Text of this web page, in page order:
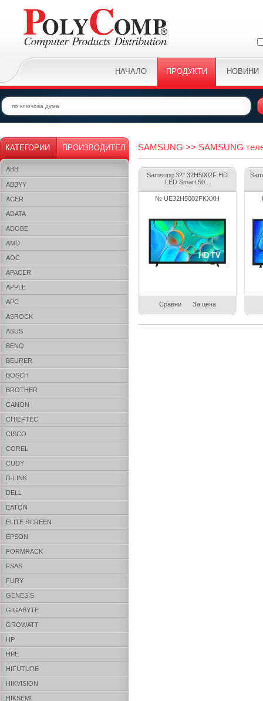
НАЧАЛО ПРОДУКТИ НОВИНИ
КАТЕГОРИИ ПРОИЗВОДИТЕЛ
ABB
ABBYY
ACER
ADATA
ADOBE
AMD
AOC
APACER
APPLE
APC
ASROCK
ASUS
BENQ
BEURER
BOSCH
BROTHER
CANON
CHIEFTEC
CISCO
COREL
CUDY
D-LINK
DELL
EATON
ELITE SCREEN
EPSON
FORMRACK
FSAS
FURY
GENESIS
GIGABYTE
GROWATT
HP
HPE
HIFUTURE
HIKVISION
HIKSEMI
SAMSUNG >> SAMSUNG
Samsung 32" 32H5002F HD
LED Smart 50...
№ UE32H5002FKXXH
Сравни За цена